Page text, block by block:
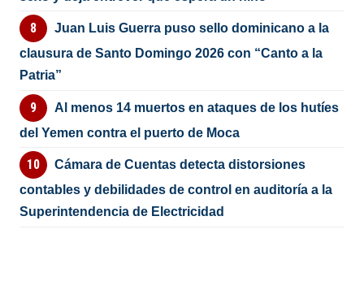
Juan Luis Guerra puso sello dominicano a la
clausura de Santo Domingo 2026 con “Canto a la
Patria”
Al menos 14 muertos en ataques de los hutíes
del Yemen contra el puerto de Moca
Cámara de Cuentas detecta distorsiones
contables y debilidades de control en auditoría a la
Superintendencia de Electricidad